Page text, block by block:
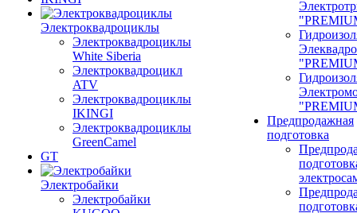
Электроквадроциклы
Электроквадроциклы
White Siberia
Электроквадроцикл
ATV
Электроквадроциклы
IKINGI
Электроквадроциклы
GreenCamel
GT
Электробайки
Электробайки
Предпродажная
подготовка